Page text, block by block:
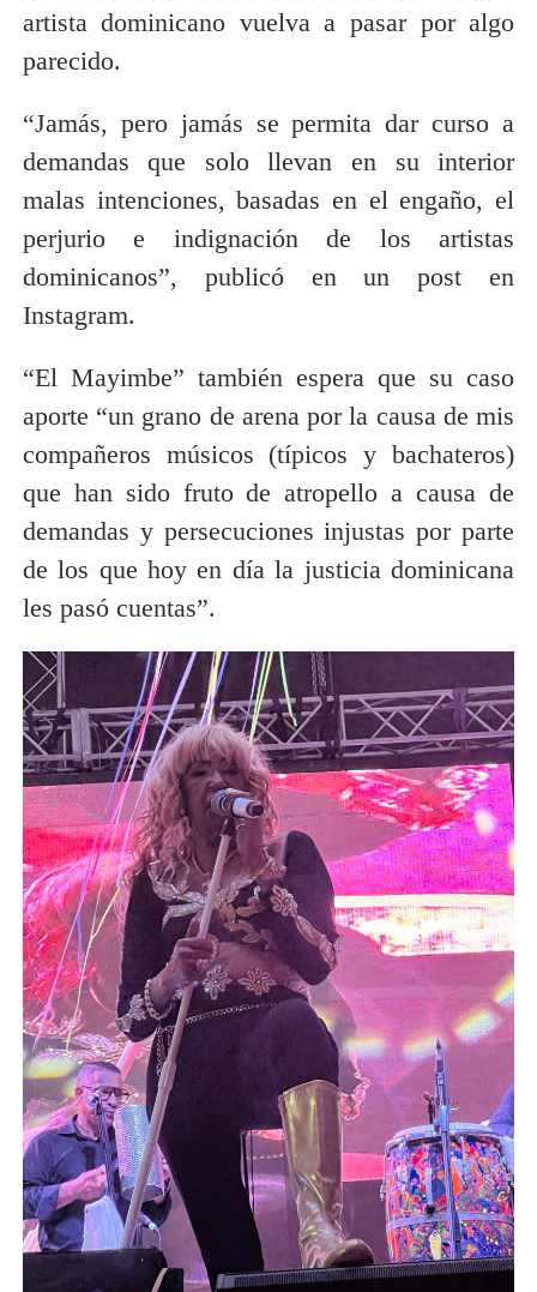
artista dominicano vuelva a pasar por algo
parecido.
“Jamás, pero jamás se permita dar curso a
demandas que solo llevan en su interior
malas intenciones, basadas en el engaño, el
perjurio e indignación de los artistas
dominicanos”, publicó en un post en
Instagram.
“El Mayimbe” también espera que su caso
aporte “un grano de arena por la causa de mis
compañeros músicos (típicos y bachateros)
que han sido fruto de atropello a causa de
demandas y persecuciones injustas por parte
de los que hoy en día la justicia dominicana
les pasó cuentas”.